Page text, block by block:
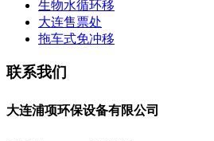
生物水循环移
大连售票处
拖车式免冲移
联系我们
大连浦项环保设备有限公司